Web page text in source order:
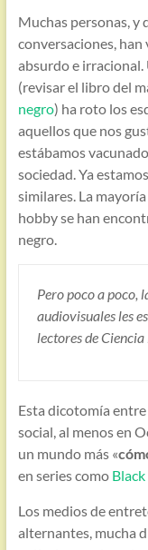
Muchas personas, y
conversaciones,
absurdo e
(revisar el libro del
negro) ha roto los
aquellos que nos
estábamos
sociedad. Ya
similares. La
hobby se han
negro.
Pero poco a poco,
audiovisuales les
lectores de
Esta dicotomía
social, al menos en
un mundo más «
en series como
Los medios de
alternantes, mucha